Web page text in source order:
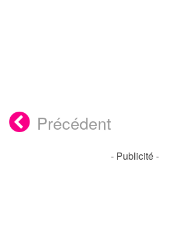
Précédent
- Publicité -